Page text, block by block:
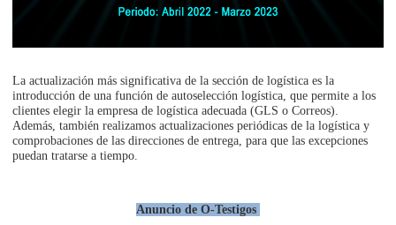
La actualización más significativa de la sección de logística es la
introducción de una función de autoselección logística, que permite a los
clientes elegir la empresa de logística adecuada (GLS o Correos).
Además, también realizamos actualizaciones periódicas de la logística y
comprobaciones de las direcciones de entrega, para que las excepciones
puedan tratarse a tiempo.
Anuncio de O-Testigos